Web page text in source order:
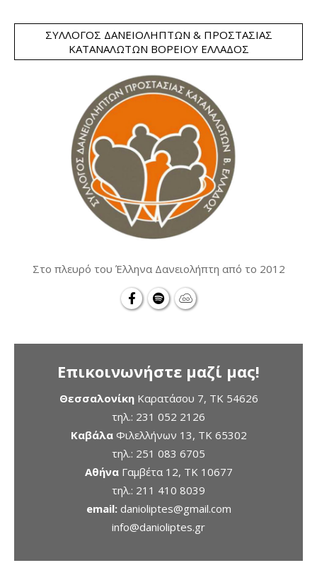
ΣΎΛΛΟΓΟΣ ΔΑΝΕΙΟΛΗΠΤΏΝ & ΠΡΟΣΤΑΣΊΑΣ
ΚΑΤΑΝΑΛΩΤΏΝ ΒΟΡΕΊΟΥ ΕΛΛΆΔΟΣ
Στο πλευρό του Έλληνα Δανειολήπτη από το 2012
Επικοινωνήστε μαζί μας!
ΘεσσαλονίκηΚαρατάσου 7, TK 54626
τηλ.: 231 052 2126
ΚαβάλαΦιλελλήνων 13, ΤΚ 65302
τηλ.: 251 083 6705
ΑθήναΓαμβέτα 12, ΤΚ 10677
τηλ.: 211 410 8039
email: danioliptes@gmail.com
info@danioliptes.gr